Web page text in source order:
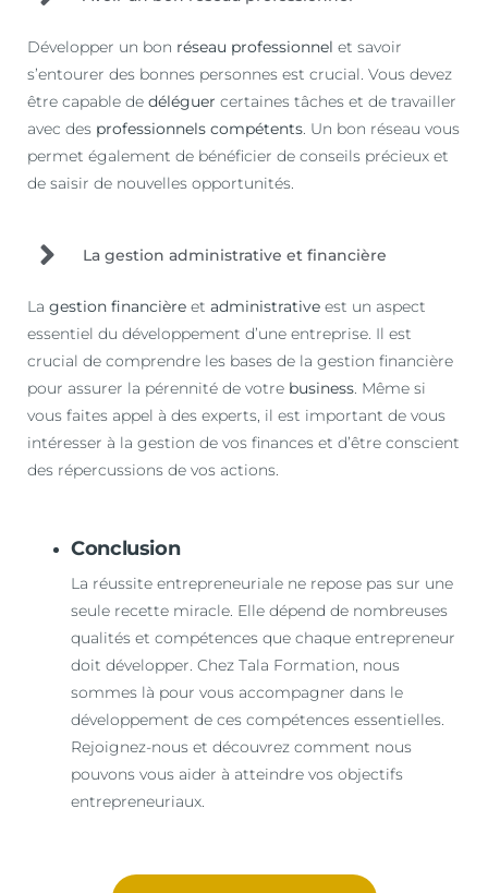
Développer un bon réseau professionnel et savoir
s’entourer des bonnes personnes est crucial. Vous devez
être capable de déléguer certaines tâches et de travailler
avec des professionnels compétents. Un bon réseau vous
permet également de bénéficier de conseils précieux et
de saisir de nouvelles opportunités.
La gestion administrative et financière
La gestion financière et administrative est un aspect
essentiel du développement d’une entreprise. Il est
crucial de comprendre les bases de la gestion financière
pour assurer la pérennité de votre business. Même si
vous faites appel à des experts, il est important de vous
intéresser à la gestion de vos finances et d’être conscient
des répercussions de vos actions.
Conclusion
La réussite entrepreneuriale ne repose pas sur une
seule recette miracle. Elle dépend de nombreuses
qualités et compétences que chaque entrepreneur
doit développer. Chez Tala Formation, nous
sommes là pour vous accompagner dans le
développement de ces compétences essentielles.
Rejoignez-nous et découvrez comment nous
pouvons vous aider à atteindre vos objectifs
entrepreneuriaux.